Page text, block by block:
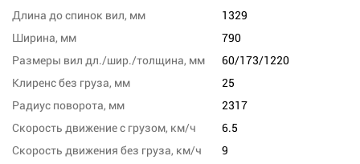
Длина до спинок вил, мм
1329
Ширина, мм
790
Размеры вил дл./шир./толщина, мм
60/173/1220
Клиренс без груза, мм
25
Радиус поворота, мм
2317
Скорость движение с грузом, км/ч
6.5
Скорость движения без груза, км/ч
9